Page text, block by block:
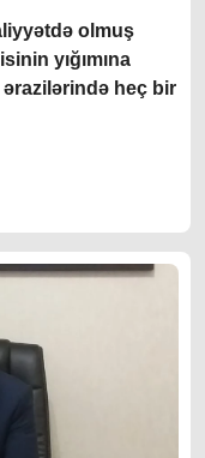
olmuş
yığımına
ərazilərində heç bir